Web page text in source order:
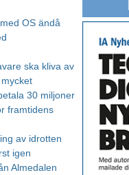
OS ändå
ska kliva av
30 miljoner
framtidens
av idrotten
igen
Almedalen